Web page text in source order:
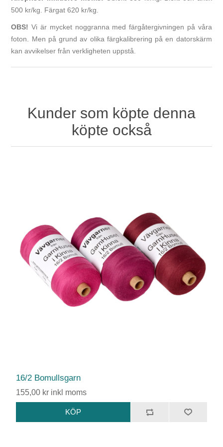
500 kr/kg. Färgat 620 kr/kg.
OBS! Vi är mycket noggranna med färgåtergivningen på våra
foton. Men på grund av olika färgkalibrering på en datorskärm
kan avvikelser från verkligheten uppstå.
Kunder som köpte denna
köpte också
16/2 Bomullsgarn
155,00 kr inkl moms